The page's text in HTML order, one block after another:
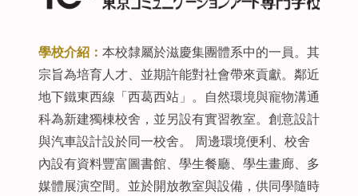
學校介紹： 本校隸屬於滋慶集團體系中的一員。其
宗旨為培育人才、並期許能對社會帶來貢獻。鄰近
地下鐵東西線「西葛西站」。自然環境與寵物溝通
科為新建獨棟校舍，並另設有實習教室。創意設計
與汽車設計設於同一校舍。 周邊環境便利、校舍
內設有資料豐富圖書館、學生餐廳、學生畫廊、多
媒體展演空間。並於開放教室與設備，供同學隨時